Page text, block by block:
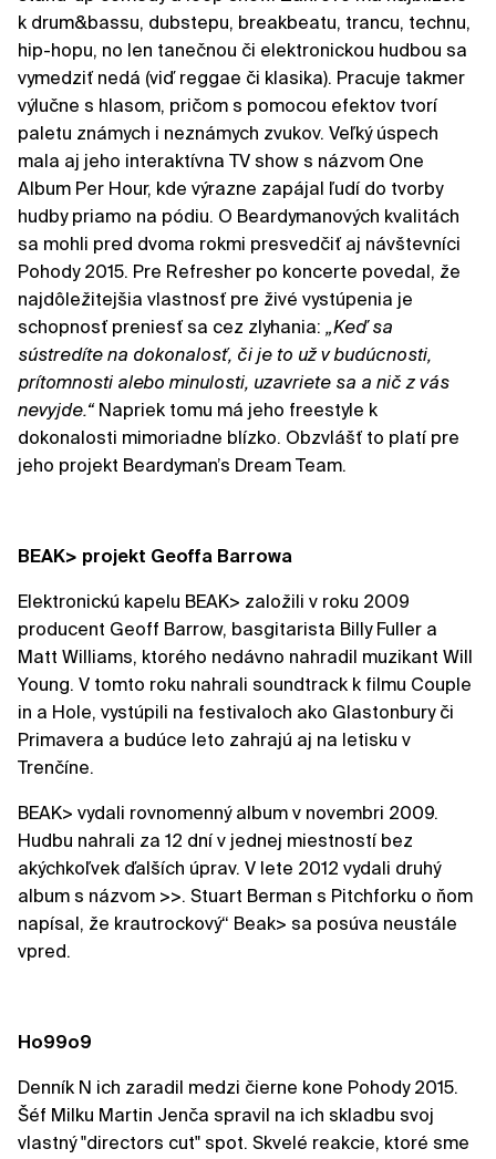
k drum&bassu, dubstepu, breakbeatu, trancu, technu,
hip-hopu, no len tanečnou či elektronickou hudbou sa
vymedziť nedá (viď reggae či klasika). Pracuje takmer
výlučne s hlasom, pričom s pomocou efektov tvorí
paletu známych i neznámych zvukov. Veľký úspech
mala aj jeho interaktívna TV show s názvom One
Album Per Hour, kde výrazne zapájal ľudí do tvorby
hudby priamo na pódiu. O Beardymanových kvalitách
sa mohli pred dvoma rokmi presvedčiť aj návštevníci
Pohody 2015. Pre Refresher po koncerte povedal, že
najdôležitejšia vlastnosť pre živé vystúpenia je
schopnosť preniesť sa cez zlyhania: „Keď sa
sústredíte na dokonalosť, či je to už v budúcnosti,
prítomnosti alebo minulosti, uzavriete sa a nič z vás
nevyjde.“ Napriek tomu má jeho freestyle k
dokonalosti mimoriadne blízko. Obzvlášť to platí pre
jeho projekt Beardyman’s Dream Team.
BEAK> projekt Geoffa Barrowa
Elektronickú kapelu BEAK> založili v roku 2009
producent Geoff Barrow, basgitarista Billy Fuller a
Matt Williams, ktorého nedávno nahradil muzikant Will
Young. V tomto roku nahrali soundtrack k filmu Couple
in a Hole, vystúpili na festivaloch ako Glastonbury či
Primavera a budúce leto zahrajú aj na letisku v
Trenčíne.
BEAK> vydali rovnomenný album v novembri 2009.
Hudbu nahrali za 12 dní v jednej miestností bez
akýchkoľvek ďalších úprav. V lete 2012 vydali druhý
album s názvom >>. Stuart Berman s Pitchforku o ňom
napísal, že krautrockový“ Beak> sa posúva neustále
vpred.
Ho99o9
Denník N ich zaradil medzi čierne kone Pohody 2015.
Šéf Milku Martin Jenča spravil na ich skladbu svoj
vlastný "directors cut" spot. Skvelé reakcie, ktoré sme